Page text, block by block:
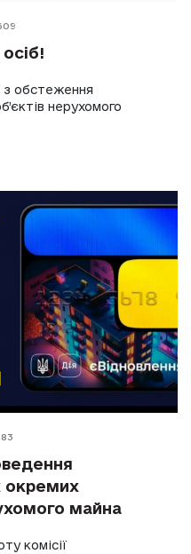
з обстеження
нерухомого
окремих
майна
комісії